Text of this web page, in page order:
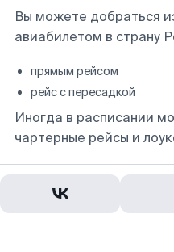
Вы можете добраться
авиабилетом в страну
прямым рейсом
рейс с пересадкой
Иногда в расписании
чартерные рейсы и